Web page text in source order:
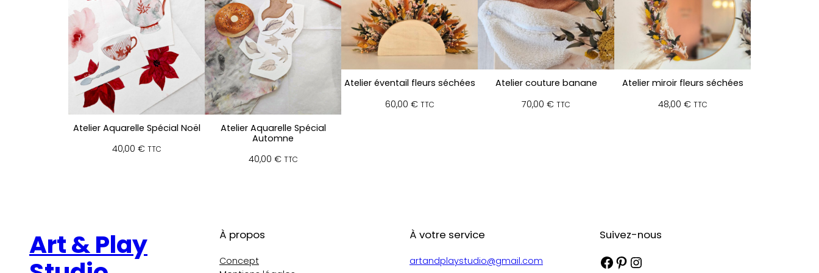
i
s
a
t
i
o
n
A
h
Atelier Aquarelle Spécial Noël
40,00 € TTC
Atelier Aquarelle Spécial
Automne
40,00 € TTC
Atelier éventail fleurs séchées
60,00 € TTC
Atelier couture banane
70,00 € TTC
Atelier miroir fleurs séchées
48,00 € TTC
Art & Play
À propos
Concept
À votre service
artandplaystudio@gmail.com
Suivez-nous
Facebook Pinterest Instagram